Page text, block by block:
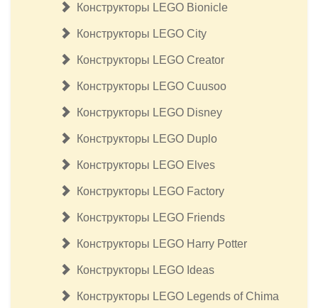
Конструкторы LEGO Bionicle
Конструкторы LEGO City
Конструкторы LEGO Creator
Конструкторы LEGO Cuusoo
Конструкторы LEGO Disney
Конструкторы LEGO Duplo
Конструкторы LEGO Elves
Конструкторы LEGO Factory
Конструкторы LEGO Friends
Конструкторы LEGO Harry Potter
Конструкторы LEGO Ideas
Конструкторы LEGO Legends of Chima